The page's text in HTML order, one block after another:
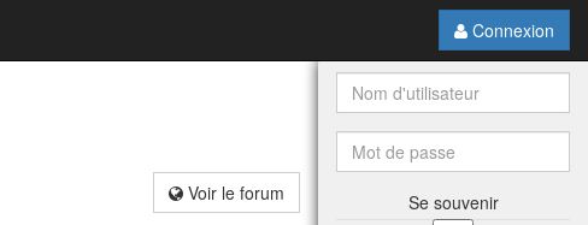
Connexion
Voir le forum
Se souvenir